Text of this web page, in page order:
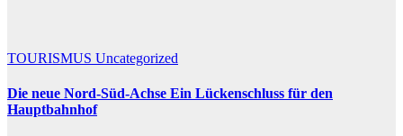
TOURISMUS Uncategorized
Die neue Nord-Süd-Achse Ein Lückenschluss für den
Hauptbahnhof